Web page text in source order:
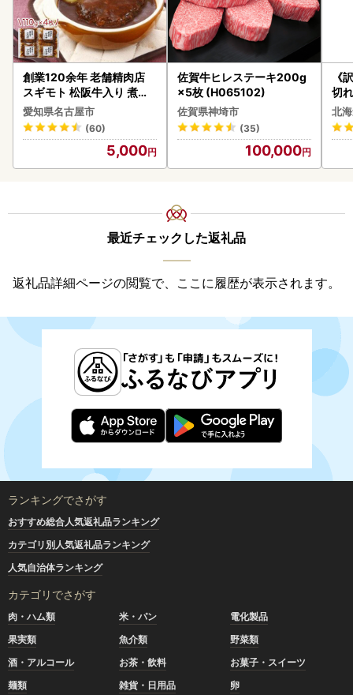
創業120余年 老舗精肉店
スギモト 松阪牛入り 煮込
み ハンバーグ 110g×4枚
惣菜 お取り寄せ グルメ ハ
ンバーグ 冷凍
愛知県名古屋市
(60)
5,000
佐賀牛ヒレステーキ200g
×5枚 (H065102)
佐賀県神埼市
(35)
100,000
《
切
0g
北
最近チェックした返礼品
返礼品詳細ページの閲覧で、ここに履歴が表示されます。
ランキングでさがす
おすすめ総合人気返礼品ランキング
カテゴリ別人気返礼品ランキング
人気自治体ランキング
カテゴリでさがす
肉・ハム類 米・パン
電化製品
果実類
魚介類
野菜類
酒・アルコール
お茶・飲料
お菓子・スイーツ
麺類
雑貨・日用品
卵